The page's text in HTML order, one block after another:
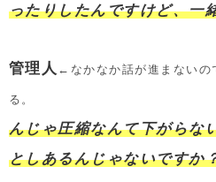
ったりしたんですけど、一
管理人 ←なかなか話が進まないの
る。
んじゃ圧縮なんて下がらな
としあるんじゃないですか